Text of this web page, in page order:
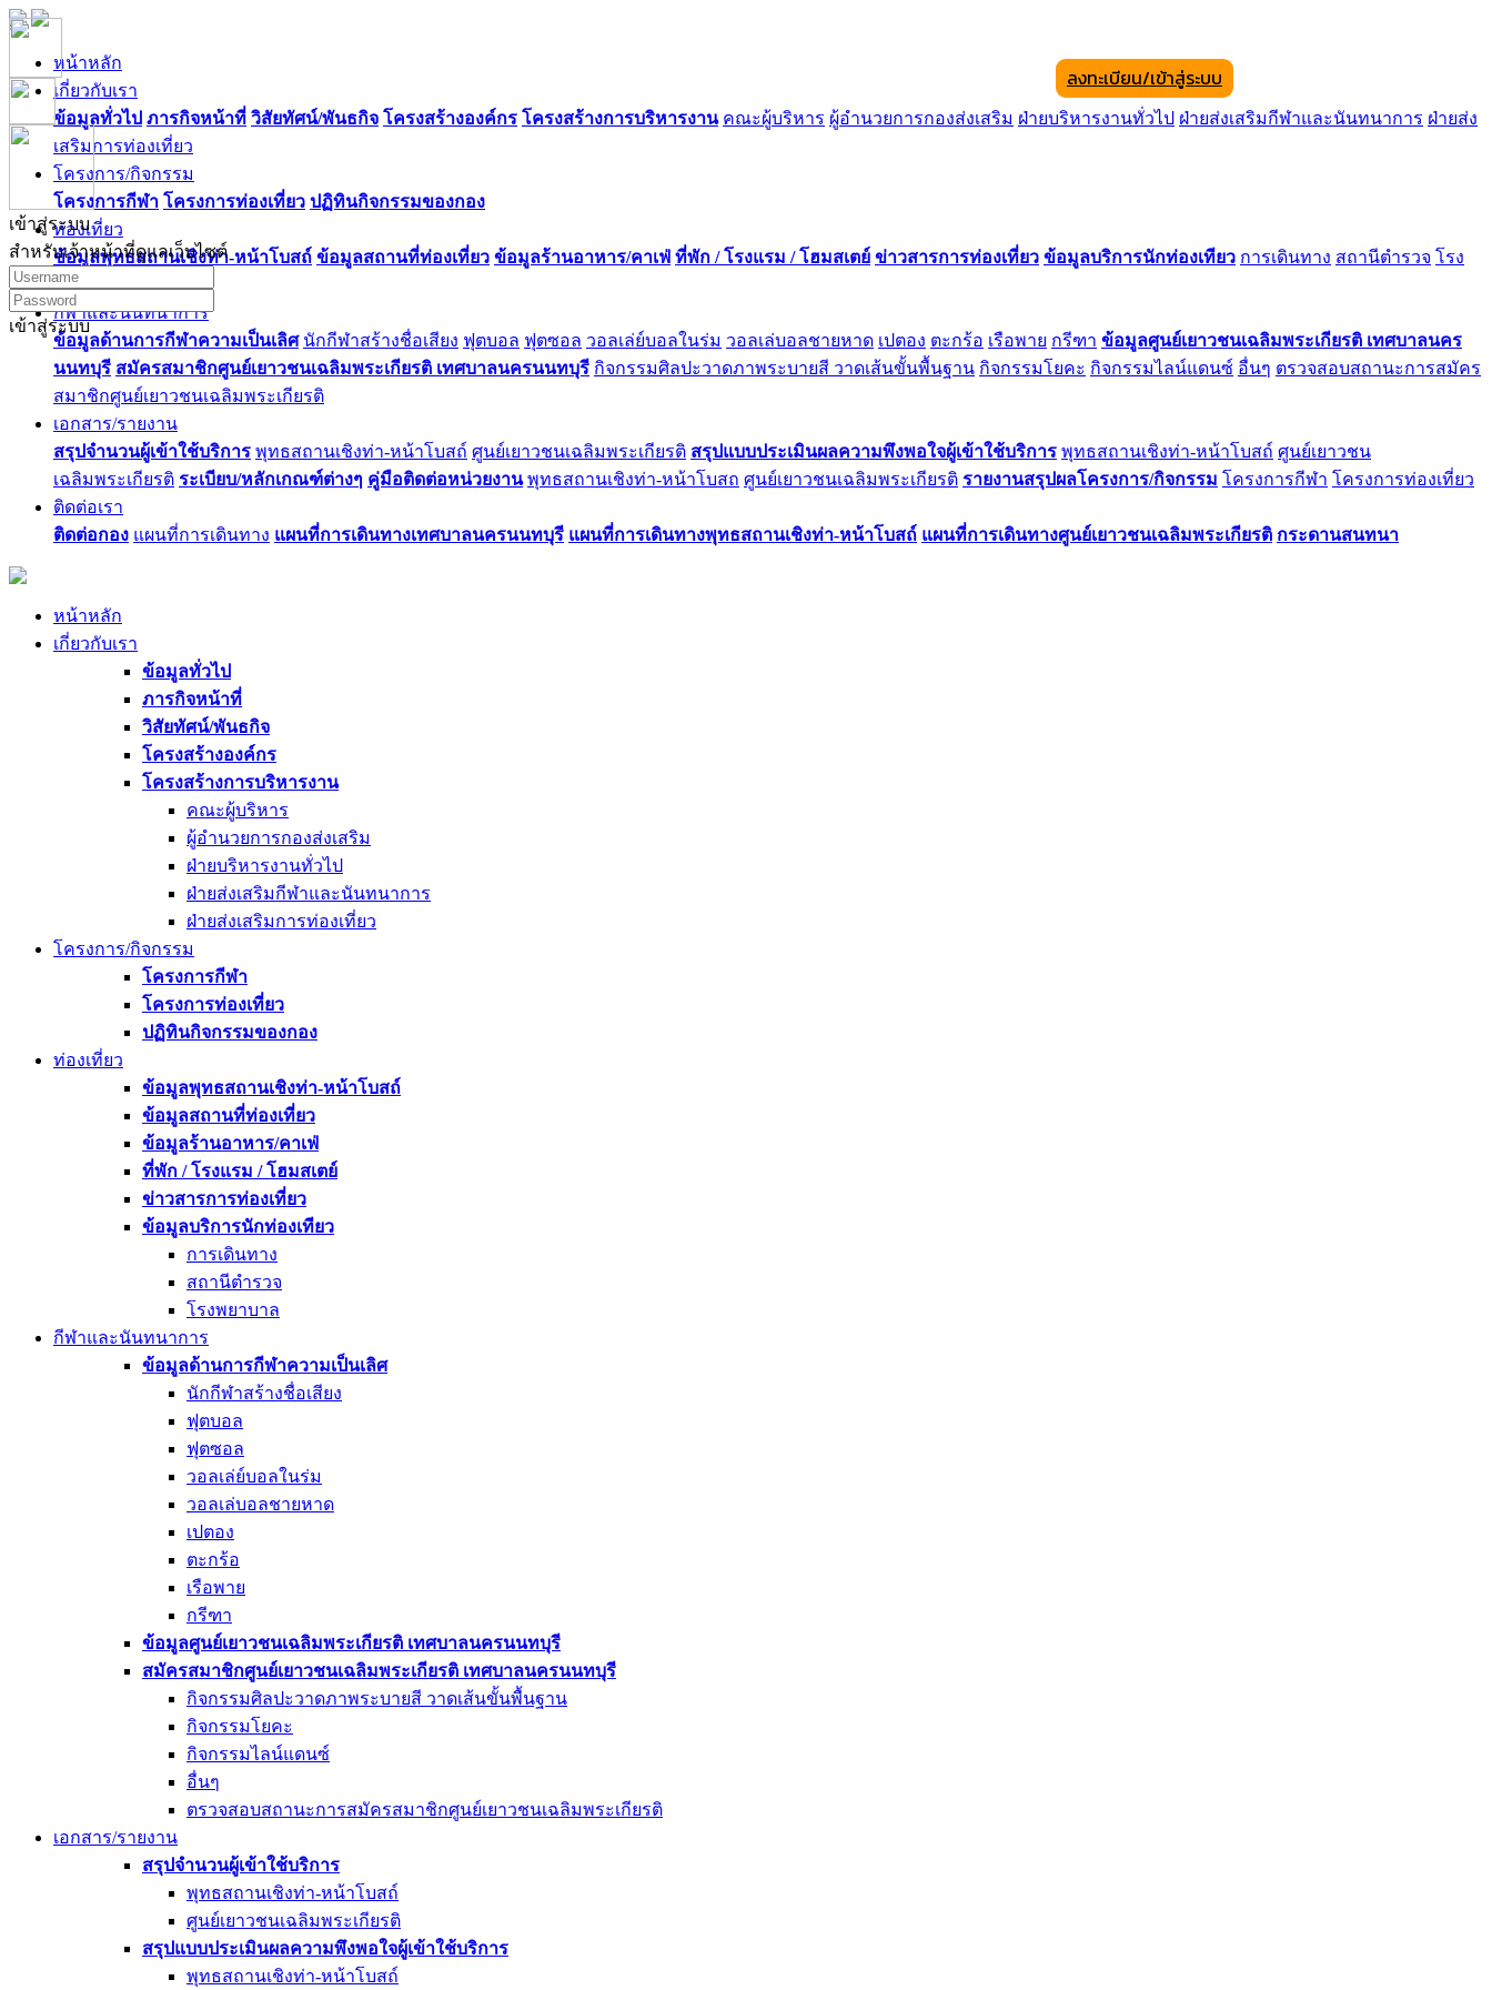
เข้าสู่ระบบ
สำหรับเจ้าหน้าที่ดูแลเว็บไซต์
เข้าสู่ระบบ
หน้าหลัก
เกี่ยวกับเรา
ข้อมูลทั่วไป ภารกิจหน้าที่ วิสัยทัศน์/พันธกิจ โครงสร้างองค์กร โครงสร้างการบริหารงาน คณะผู้บริหาร ผู้อำนวยการกองส่งเสริม ฝ่ายบริหารงานทั่วไป ฝ่ายส่งเสริมกีฬาและนันทนาการ ฝ่ายส่ง
เสริมการท่องเที่ยว
โครงการ/กิจกรรม
โครงการกีฬา โครงการท่องเที่ยว ปฏิทินกิจกรรมของกอง
ท่องเที่ยว
ข้อมูลพุทธสถานเชิงท่า-หน้าโบสถ์ ข้อมูลสถานที่ท่องเที่ยว ข้อมูลร้านอาหาร/คาเฟ่ ที่พัก / โรงแรม / โฮมสเตย์ ข่าวสารการท่องเที่ยว ข้อมูลบริการนักท่องเทียว การเดินทาง สถานีตำรวจ โรง
พยาบาล
กีฬาและนันทนาการ
ข้อมูลด้านการกีฬาความเป็นเลิศ นักกีฬาสร้างชื่อเสียง ฟุตบอล ฟุตซอล วอลเล่ย์บอลในร่ม วอลเล่บอลชายหาด เปตอง ตะกร้อ เรือพาย กรีฑา ข้อมูลศูนย์เยาวชนเฉลิมพระเกียรติ เทศบาลนคร
นนทบุรี สมัครสมาชิกศูนย์เยาวชนเฉลิมพระเกียรติ เทศบาลนครนนทบุรี กิจกรรมศิลปะวาดภาพระบายสี วาดเส้นขั้นพื้นฐาน กิจกรรมโยคะ กิจกรรมไลน์แดนซ์ อื่นๆ ตรวจสอบสถานะการสมัคร
สมาชิกศูนย์เยาวชนเฉลิมพระเกียรติ
เอกสาร/รายงาน
สรุปจำนวนผู้เข้าใช้บริการ พุทธสถานเชิงท่า-หน้าโบสถ์ ศูนย์เยาวชนเฉลิมพระเกียรติ สรุปแบบประเมินผลความพึงพอใจผู้เข้าใช้บริการ พุทธสถานเชิงท่า-หน้าโบสถ์ ศูนย์เยาวชน
เฉลิมพระเกียรติ ระเบียบ/หลักเกณฑ์ต่างๆ คู่มือติดต่อหน่วยงาน พุทธสถานเชิงท่า-หน้าโบสถ ศูนย์เยาวชนเฉลิมพระเกียรติ รายงานสรุปผลโครงการ/กิจกรรม โครงการกีฬา โครงการท่องเที่ยว
ติดต่อเรา
ติดต่อกอง แผนที่การเดินทาง แผนที่การเดินทางเทศบาลนครนนทบุรี แผนที่การเดินทางพุทธสถานเชิงท่า-หน้าโบสถ์ แผนที่การเดินทางศูนย์เยาวชนเฉลิมพระเกียรติ กระดานสนทนา
ลงทะเบียน/เข้าสู่ระบบ
หน้าหลัก
เกี่ยวกับเรา
ข้อมูลทั่วไป
ภารกิจหน้าที่
วิสัยทัศน์/พันธกิจ
โครงสร้างองค์กร
โครงสร้างการบริหารงาน
คณะผู้บริหาร
ผู้อำนวยการกองส่งเสริม
ฝ่ายบริหารงานทั่วไป
ฝ่ายส่งเสริมกีฬาและนันทนาการ
ฝ่ายส่งเสริมการท่องเที่ยว
โครงการ/กิจกรรม
โครงการกีฬา
โครงการท่องเที่ยว
ปฏิทินกิจกรรมของกอง
ท่องเที่ยว
ข้อมูลพุทธสถานเชิงท่า-หน้าโบสถ์
ข้อมูลสถานที่ท่องเที่ยว
ข้อมูลร้านอาหาร/คาเฟ่
ที่พัก / โรงแรม / โฮมสเตย์
ข่าวสารการท่องเที่ยว
ข้อมูลบริการนักท่องเทียว
การเดินทาง
สถานีตำรวจ
โรงพยาบาล
กีฬาและนันทนาการ
ข้อมูลด้านการกีฬาความเป็นเลิศ
นักกีฬาสร้างชื่อเสียง
ฟุตบอล
ฟุตซอล
วอลเล่ย์บอลในร่ม
วอลเล่บอลชายหาด
เปตอง
ตะกร้อ
เรือพาย
กรีฑา
ข้อมูลศูนย์เยาวชนเฉลิมพระเกียรติ เทศบาลนครนนทบุรี
สมัครสมาชิกศูนย์เยาวชนเฉลิมพระเกียรติ เทศบาลนครนนทบุรี
กิจกรรมศิลปะวาดภาพระบายสี วาดเส้นขั้นพื้นฐาน
กิจกรรมโยคะ
กิจกรรมไลน์แดนซ์
อื่นๆ
ตรวจสอบสถานะการสมัครสมาชิกศูนย์เยาวชนเฉลิมพระเกียรติ
เอกสาร/รายงาน
สรุปจำนวนผู้เข้าใช้บริการ
พุทธสถานเชิงท่า-หน้าโบสถ์
ศูนย์เยาวชนเฉลิมพระเกียรติ
สรุปแบบประเมินผลความพึงพอใจผู้เข้าใช้บริการ
พุทธสถานเชิงท่า-หน้าโบสถ์